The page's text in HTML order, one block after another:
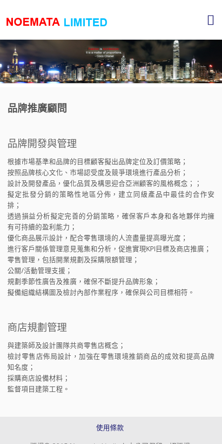
品牌推廣顧問
品牌開發與管理
根據市場基準和品牌的目標顧客擬出品牌定位及訂價策略；
按照品牌核心文化、市場認受度及競爭環境進行產品分析；
設計及開發產品，優化品質及構思迎合亞洲顧客的風格概念；；
擬定批發分銷的策略性地區分佈，建立同級產品中最佳的合作安
排；
透過損益分析擬定完善的分銷策略，確保客戶本身和各地夥伴均擁
有可持續的盈利能力；
優化商品展示設計，配合零售環境的人流盡量提高曝光度；
進行客戶關係管理意見蒐集和分析，促進實現KPI目標及商店推廣；
零售管理，包括開業規劃及採購限額管理；
公關/活動管理支援；
規劃季節性廣告及推廣，確保不斷提升品牌形象；
擬備組織結構圖及檢討內部作業程序，確保與公司目標相符。
商店規劃管理
與建築師及設計團隊共商零售店概念；
檢討零售店佈局設計，加強在零售環境推銷商品的成效和提高品牌
知名度；
採購商店設備材料；
監督項目建築工程。
使用條款